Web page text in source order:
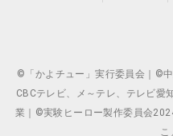
©「かよチュー」実行委員会｜©
CBCテレビ、メ～テレ、テレビ
業｜©実験ヒーロー製作委員会
こ